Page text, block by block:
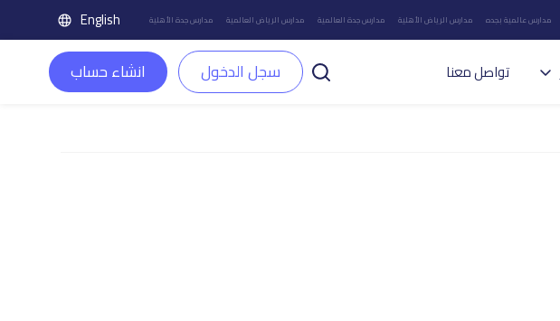
مدارس عالمية بجده مدارس الرياض الأهلية مدارس جدة العالمية مدارس الرياض العالمية مدارس جدة الأهلية English
تواصل معنا سجل الدخول انشاء حساب